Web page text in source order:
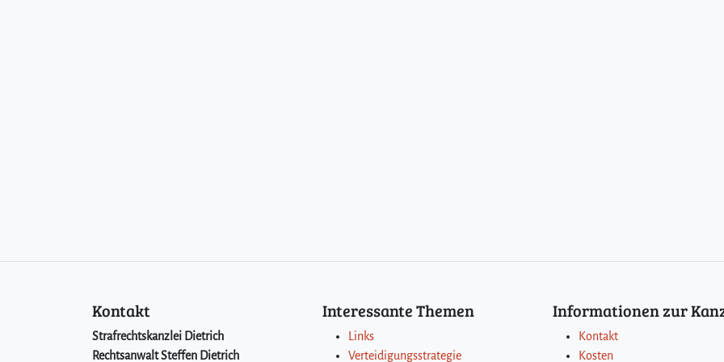
Kontakt
Strafrechtskanzlei Dietrich
Rechtsanwalt Steffen Dietrich
Interessante Themen
Links
Verteidigungsstrategie
Informationen zur
Kontakt
Kosten